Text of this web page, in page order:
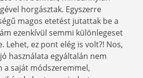
horgásztak. Egyszerre
magos etetést jutattak be a
ezenkívül semmi különlegeset
Lehet, ez pont elég is volt?! Nos,
használata egyáltalán nem
a saját módszeremmel,